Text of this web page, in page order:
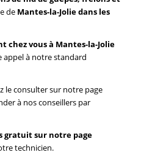
de Mantes-la-Jolie dans les
chez vous à Mantes-la-Jolie
appel à notre standard
le consulter sur notre page
à nos conseillers par
gratuit sur notre page
technicien.